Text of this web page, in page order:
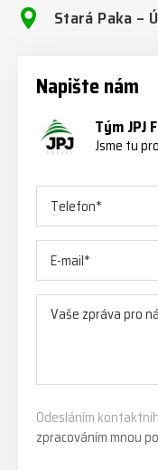
Stará Paka –
Napište nám
Tým JPJ
Jsme tu
Odesláním
zpracováním mnou